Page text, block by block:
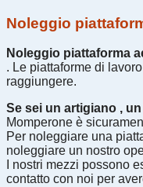
Noleggio
Noleggio piattaforma
. Le piattaforme di
raggiungere.
Se sei un artigiano ,
Momperone è
Per noleggiare una
noleggiare un nostro
I nostri mezzi possono
contatto con noi per